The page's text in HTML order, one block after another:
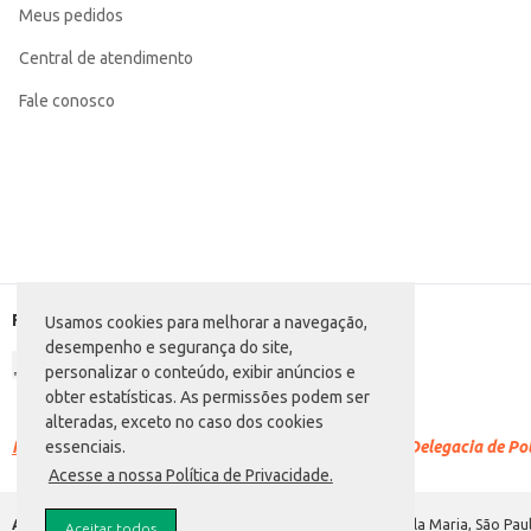
Usamos cookies para melhorar a navegação,
desempenho e segurança do site,
personalizar o conteúdo, exibir anúncios e
obter estatísticas. As permissões podem ser
alteradas, exceto no caso dos cookies
essenciais.
Acesse a nossa Política de Privacidade.
Aceitar todos
Departamento: Padaria e matinais
EAN: 91854
Meus pedidos
Central de atendimento
Fale conosco
Formas de pagamento
Racismo é crime. Denuncie. Disque 100 ou procure a Delegacia de
Atacadão S.A. Avenida Morvan Dias de Figueiredo, 6169, Vila Maria, São